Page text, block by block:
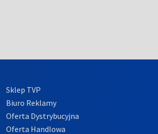
Sklep TVP
Biuro Reklamy
Oferta Dystrybucyjna
Oferta Handlowa